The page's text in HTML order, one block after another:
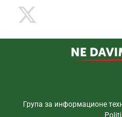
Група за информационе